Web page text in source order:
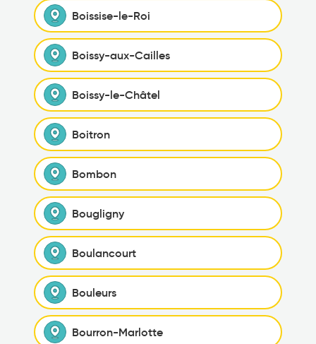
Boissise-le-Roi
Boissy-aux-Cailles
Boissy-le-Châtel
Boitron
Bombon
Bougligny
Boulancourt
Bouleurs
Bourron-Marlotte